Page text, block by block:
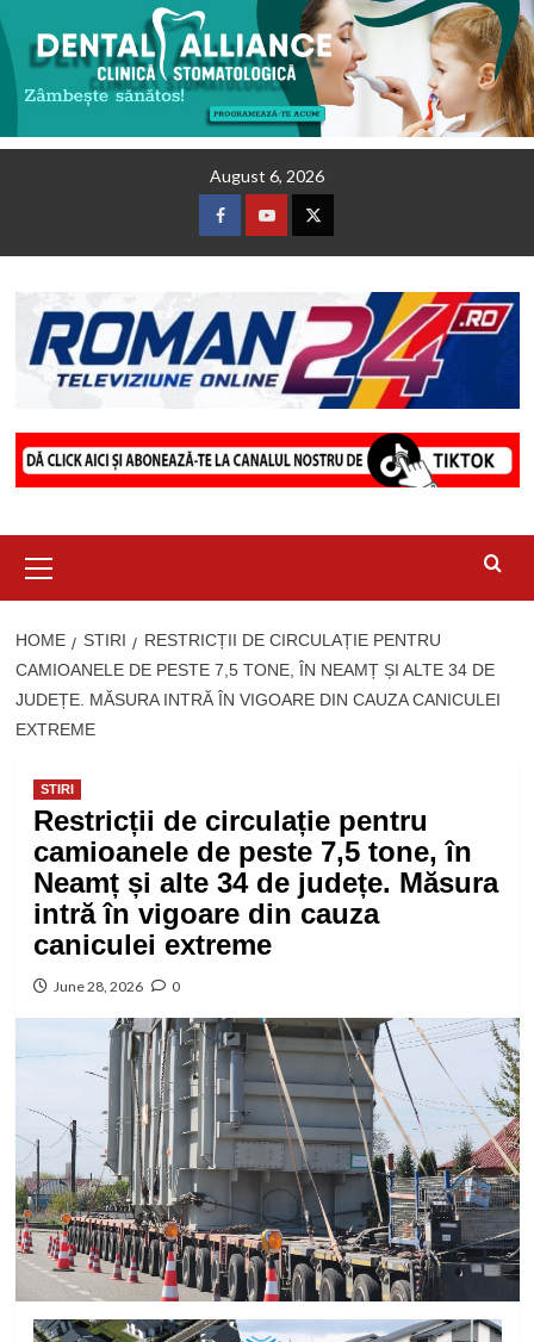
August 6, 2026
FacebookYoutubeTwitter
Menu
HOME STIRI
RESTRICȚII DE CIRCULAȚIE PENTRU
CAMIOANELE DE PESTE 7,5 TONE, ÎN NEAMȚ ȘI ALTE 34 DE
JUDEȚE. MĂSURA INTRĂ ÎN VIGOARE DIN CAUZA CANICULEI
EXTREME
STIRI
Restricții de circulație pentru
camioanele de peste 7,5 tone, în
Neamț și alte 34 de județe. Măsura
intră în vigoare din cauza
caniculei extreme
June 28, 2026 0